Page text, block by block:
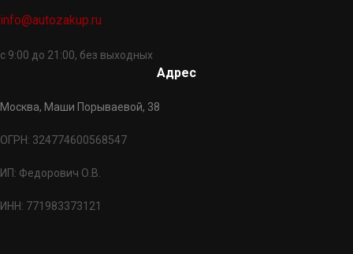
info@autozakup.ru
с 9:00 до 21:00, без выходных
Адрес
Москва, Маши Порываевой, 38
ОГРН: 324774600568547
ИП: Федорович О.В.
ИНН: 771983373121